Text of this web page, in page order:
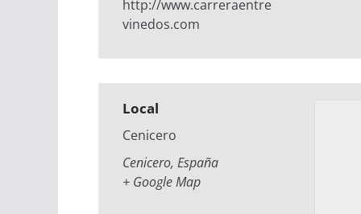
http://www.carreraentre
vinedos.com
Local
Cenicero
Cenicero, España
+ Google Map